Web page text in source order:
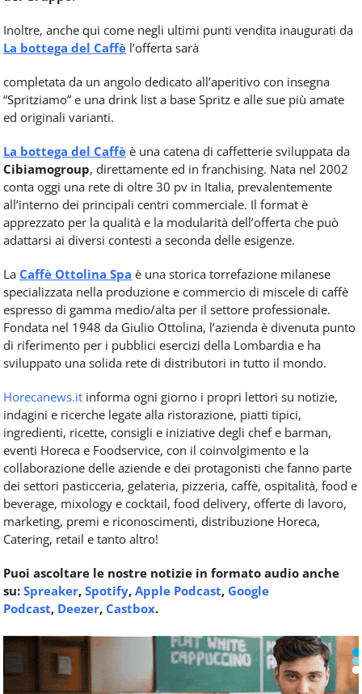
Inoltre, anche qui come negli ultimi punti vendita inaugurati da
La bottega del Caffè l’offerta sarà
completata da un angolo dedicato all’aperitivo con insegna
“Spritziamo” e una drink list a base Spritz e alle sue più amate
ed originali varianti.
La bottega del Caffè è una catena di caffetterie sviluppata da
Cibiamogroup, direttamente ed in franchising. Nata nel 2002
conta oggi una rete di oltre 30 pv in Italia, prevalentemente
all’interno dei principali centri commerciale. Il format è
apprezzato per la qualità e la modularità dell’offerta che può
adattarsi ai diversi contesti a seconda delle esigenze.
La Caffè Ottolina Spa è una storica torrefazione milanese
specializzata nella produzione e commercio di miscele di caffè
espresso di gamma medio/alta per il settore professionale.
Fondata nel 1948 da Giulio Ottolina, l’azienda è divenuta punto
di riferimento per i pubblici esercizi della Lombardia e ha
sviluppato una solida rete di distributori in tutto il mondo.
Horecanews.it informa ogni giorno i propri lettori su notizie,
indagini e ricerche legate alla ristorazione, piatti tipici,
ingredienti, ricette, consigli e iniziative degli chef e barman,
eventi Horeca e Foodservice, con il coinvolgimento e la
collaborazione delle aziende e dei protagonisti che fanno parte
dei settori pasticceria, gelateria, pizzeria, caffè, ospitalità, food e
beverage, mixology e cocktail, food delivery, offerte di lavoro,
marketing, premi e riconoscimenti, distribuzione Horeca,
Catering, retail e tanto altro!
Puoi ascoltare le nostre notizie in formato audio anche
su: Spreaker, Spotify, Apple Podcast, Google
Podcast, Deezer, Castbox.